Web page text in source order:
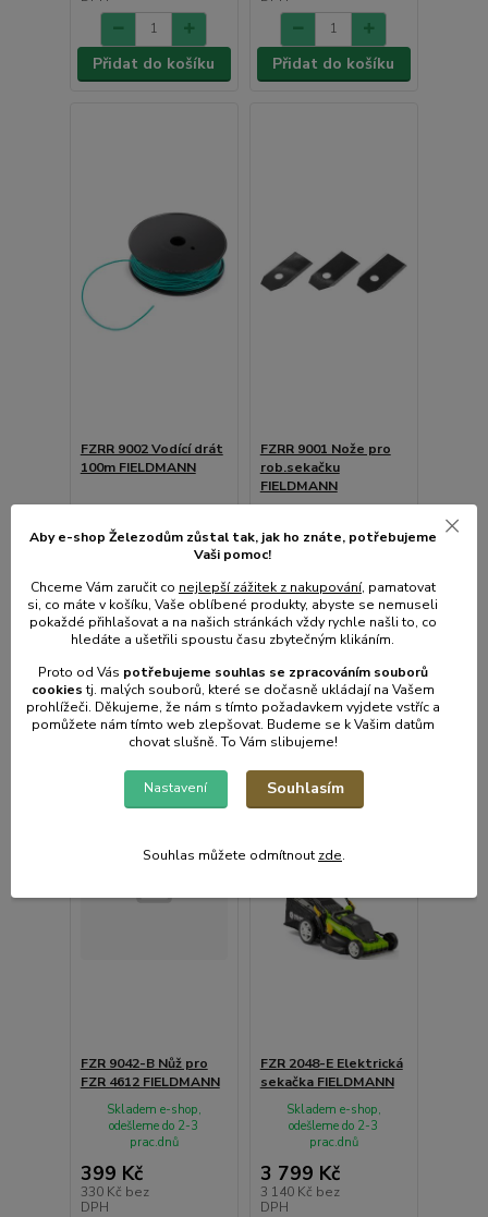
Přidat do košíku Přidat do košíku
FZRR 9002 Vodící drát
100m FIELDMANN
1 199 Kč
991 Kčbez
DPH
Skladem e-shop, méně
než 5ks
Přidat do košíku
FZRR 9001 Nože pro
rob.sekačku
FIELDMANN
79 Kč
65 Kčbez
DPH
odešleme do 2-3
prac.dnů
Přidat do košíku
FZR 9042-B Nůž pro
FZR 4612 FIELDMANN
399 Kč
330 Kč bez
DPH
Skladem e-shop,
odešleme do 2-3
prac.dnů
FZR 2048-E Elektrická
sekačka FIELDMANN
3 799 Kč
3 140 Kč bez
DPH
Skladem e-shop,
odešleme do 2-3
prac.dnů
Aby e-shop Železodům zůstal tak, jak ho znáte, potřebujeme
Vaši pomoc!
Chceme Vám zaručit co nejlepší zážitek z nakupování, pamatovat
si, co máte v košíku, Vaše oblíbené produkty, abyste se nemuseli
pokaždé přihlašovat a na našich stránkách vždy rychle našli to, co
hledáte a ušetřili spoustu času zbytečným klikáním.
Proto od Vás potřebujeme souhlas se zpracováním souborů
cookiestj. malých souborů, které se dočasně ukládají na Vašem
prohlížeči. Děkujeme, že nám s tímto požadavkem vyjdete vstříc a
pomůžete nám tímto web zlepšovat. Budeme se k Vašim datům
chovat slušně. To Vám slibujeme!
Nastavení Souhlasím
Souhlas můžete odmítnout zde.